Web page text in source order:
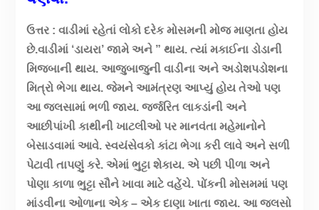
ઉત્તર : વાડીમાં રહેતાં લોકો દરેક મોસમની મોજ માણતા હોય
છે.વાડીમાં ‘ડાયરા’ જામે અને ” થાય. ત્યાં મકાઈના ડોડાની
મિજબાની થાય. આજુબાજુની વાડીના અને અડોશપડોશના
મિત્રો ભેગા થાય. જેમને આમંત્રણ આપ્યું હોય તેઓ પણ
આ જલસામાં ભળી જાય. જર્જરિત લાકડાંની અને
આછીપાંખી કાથીની ખાટલીઓ પર માનવંતા મહેમાનોને
બેસાડવામાં આવે. સ્વયંસેવકો કાંટા ભેગા કરી લાવે અને સળી
પેટાવી તાપણું કરે. એમાં ભુટ્ટા શેકાય. એ પછી પીળા અને
પોણા કાળા ભુટ્ટા સૌને ખાવા માટે વહેંચે. પોંકની મોસમમાં પણ
માંડવીના ઓળાના એક – એક દાણા ખાતા જાય. આ જલસો